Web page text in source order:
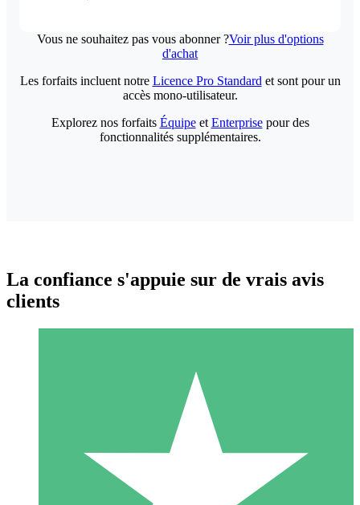
Vous ne souhaitez pas vous abonner ?Voir plus d'options
d'achat
Packs de Crédits Individuels
Payez à l'utilisation avec des crédits de téléchargement. Sans
Les forfaits incluent notre Licence Pro Standard et sont pour un
accès mono-utilisateur.
Explorez nos forfaits Équipeet Enterprisepour des
fonctionnalités supplémentaires.
La confiance s'appuie sur de vrais avis
clients